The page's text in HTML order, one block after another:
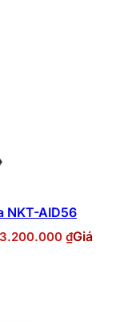
NKT-AID56
3.200.000 ₫Giá